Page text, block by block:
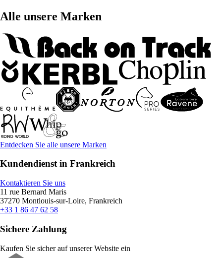
Alle unsere Marken
Entdecken Sie alle unsere Marken
Kundendienst in Frankreich
Kontaktieren Sie uns
11 rue Bernard Maris
37270 Montlouis-sur-Loire, Frankreich
+33 1 86 47 62 58
Sichere Zahlung
Kaufen Sie sicher auf unserer Website ein